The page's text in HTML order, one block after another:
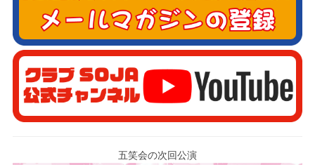
五笑会の次回公演